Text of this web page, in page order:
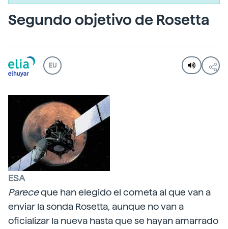
Segundo objetivo de Rosetta
EU
ESA
Pareceque han elegido el cometa al que van a
enviar la sonda Rosetta, aunque no van a
oficializar la nueva hasta que se hayan amarrado